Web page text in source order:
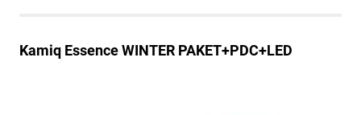
Kamiq Essence WINTER PAKET+PDC+LED